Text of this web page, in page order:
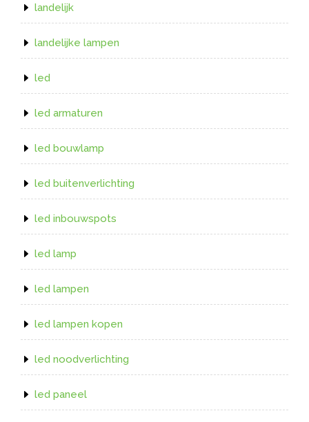
landelijk
landelijke lampen
led
led armaturen
led bouwlamp
led buitenverlichting
led inbouwspots
led lamp
led lampen
led lampen kopen
led noodverlichting
led paneel